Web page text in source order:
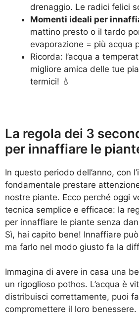
drenaggio. Le radici felici
Momenti ideali per
mattino presto o il tardo
evaporazione = più acqua
Ricorda: l’acqua a
migliore amica delle tue
termici! 💧
La regola dei 3
per innaffiare le
In questo periodo dell’anno, con
fondamentale prestare
nostre piante. Ecco perché oggi
tecnica semplice e efficace: la
per innaffiare le piante senza
Sì, hai capito bene! Innaffiare
ma farlo nel modo giusto fa la
Immagina di avere in casa una
un rigoglioso pothos. L’acqua è
distribuisci correttamente, puoi
compromettere il loro